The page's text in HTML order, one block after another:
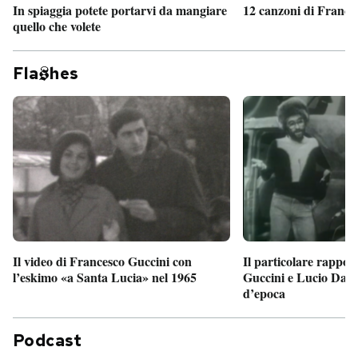
In spiaggia potete portarvi da mangiare
quello che volete
12 canzoni di
Fla hes
Il video di Francesco Guccini con
l’eskimo «a Santa Lucia» nel 1965
Il particolare
Guccini e Lucio
d’epoca
Podcast